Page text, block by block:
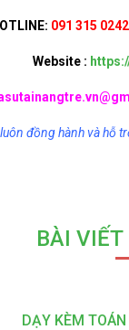
091 315
Website :
đồng hành và hỗ
BÀI VIẾT
DẠY KÈM